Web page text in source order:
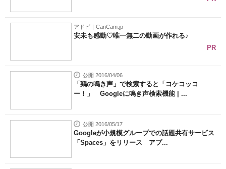
アドビ｜CanCam.jp
安未も感動♡唯一無二の動画が作れる♪
PR
公開 2016/04/06
「鶏の鳴き声」で検索すると「コケコッコ
ー！」 Googleに鳴き声検索機能 | ...
公開 2016/05/17
Googleが小規模グループでの話題共有サービス
「Spaces」をリリース アプ...